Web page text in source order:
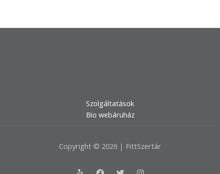
Szolgáltatások
Bio webáruház
Copyright © 2026 | FittSzertár